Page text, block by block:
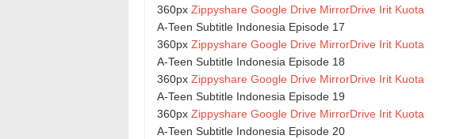
360px Zippyshare Google Drive MirrorDrive Irit Kuota
A-Teen Subtitle Indonesia Episode 17
360px Zippyshare Google Drive MirrorDrive Irit Kuota
A-Teen Subtitle Indonesia Episode 18
360px Zippyshare Google Drive MirrorDrive Irit Kuota
A-Teen Subtitle Indonesia Episode 19
360px Zippyshare Google Drive MirrorDrive Irit Kuota
A-Teen Subtitle Indonesia Episode 20